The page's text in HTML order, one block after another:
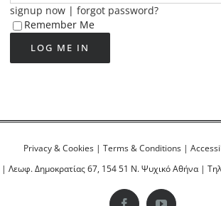
signup now| forgot password?
Remember Me
Privacy & Cookies | Terms & Conditions |
| Λεωφ. Δημοκρατίας 67, 154 51 Ν. Ψυχικό Αθήνα |